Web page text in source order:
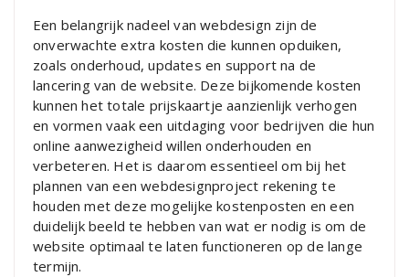
Een belangrijk nadeel van webdesign zijn de
onverwachte extra kosten die kunnen opduiken,
zoals onderhoud, updates en support na de
lancering van de website. Deze bijkomende kosten
kunnen het totale prijskaartje aanzienlijk verhogen
en vormen vaak een uitdaging voor bedrijven die hun
online aanwezigheid willen onderhouden en
verbeteren. Het is daarom essentieel om bij het
plannen van een webdesignproject rekening te
houden met deze mogelijke kostenposten en een
duidelijk beeld te hebben van wat er nodig is om de
website optimaal te laten functioneren op de lange
termijn.